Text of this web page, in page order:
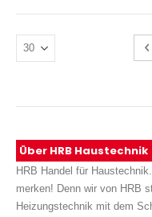
Seite
Über HRB Haustechnik
HRB Handel für
merken! Denn wir von HRB
Heizungstechnik mit dem